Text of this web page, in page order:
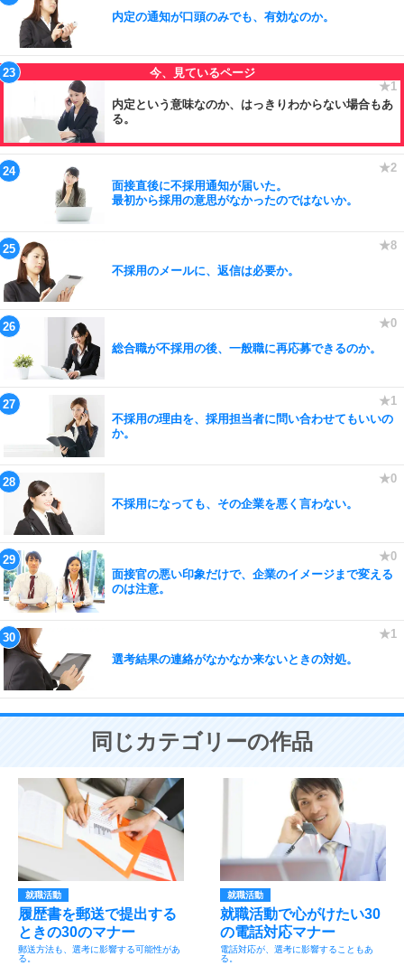
内定の通知が口頭のみでも、有効なのか。
内定という意味なのか、はっきりわからない場合もあ
る。
面接直後に不採用通知が届いた。
最初から採用の意思がなかったのではないか。
不採用のメールに、返信は必要か。
総合職が不採用の後、一般職に再応募できるのか。
不採用の理由を、採用担当者に問い合わせてもいいの
か。
不採用になっても、その企業を悪く言わない。
面接官の悪い印象だけで、企業のイメージまで変える
のは注意。
選考結果の連絡がなかなか来ないときの対処。
同じカテゴリーの作品
就職活動
履歴書を郵送で提出する
ときの30のマナー
郵送方法も、選考に影響する可能性があ
る。
就職活動
就職活動で心がけたい30
の電話対応マナー
電話対応が、選考に影響することもあ
る。